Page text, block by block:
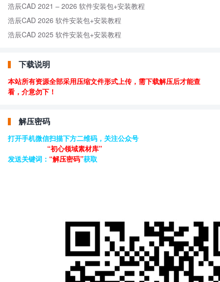
浩辰CAD 2021 – 2026 软件安装包+安装教程
浩辰CAD 2026 软件安装包+安装教程
浩辰CAD 2025 软件安装包+安装教程
下载说明
本站所有资源全部采用压缩文件形式上传，需下载解压后才能查
看，介意勿下！
解压密码
打开手机微信扫描下方二维码，关注公众号
“初心领域素材库”
发送关键词： “解压密码”获取